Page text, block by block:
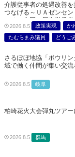
介護従事者の処遇改善
つなげる～ＵＡゼンセ
ニオン合同で厚生労働
2026.8.5 政策実現
か
たむらまみ議員
どうご
さるぼぼ地協「ボウリ
域で働く仲間が集い交流
2026.8.5 岐阜
柏崎花火大会弾丸ツアー
2026.8.5 群馬